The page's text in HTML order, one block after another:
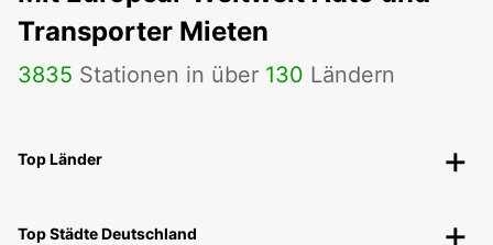
Transporter Mieten
3835 Stationen in über 130 Ländern
Top Länder
Top Städte Deutschland